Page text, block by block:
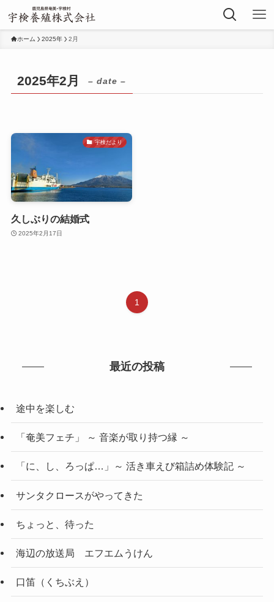
ホーム 2025年 2月
2025年2月 – date –
宇検だより
久しぶりの結婚式
2025年2月17日
1
最近の投稿
途中を楽しむ
「奄美フェチ」 ～ 音楽が取り持つ縁 ～
「に、し、ろっぱ…」～ 活き車えび箱詰め体験記 ～
サンタクロースがやってきた
ちょっと、待った
海辺の放送局 エフエムうけん
口笛（くちぶえ）